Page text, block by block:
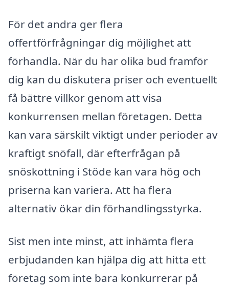
För det andra ger flera
offertförfrågningar dig möjlighet att
förhandla. När du har olika bud framför
dig kan du diskutera priser och eventuellt
få bättre villkor genom att visa
konkurrensen mellan företagen. Detta
kan vara särskilt viktigt under perioder av
kraftigt snöfall, där efterfrågan på
snöskottning i Stöde kan vara hög och
priserna kan variera. Att ha flera
alternativ ökar din förhandlingsstyrka.
Sist men inte minst, att inhämta flera
erbjudanden kan hjälpa dig att hitta ett
företag som inte bara konkurrerar på